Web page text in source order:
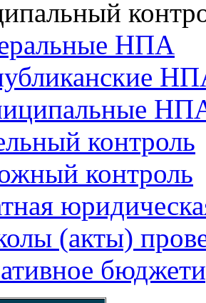
НПА
контроль
контроль
(акты)